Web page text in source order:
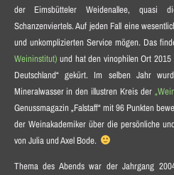
der Eimsbütteler Weidenallee, quasi
Schanzenviertels. Auf jeden Fall eine
und unkomplizierten Service mögen. Das
Weininstitut) und hat den vinophilen Ort
Deutschland“ gekürt. Im selben Jahr
Mineralwasser in den illustren Kreis der
Genussmagazin „Falstaff“ mit 96 Punkten
der Weinakademiker über die persönliche
von Julia und Axel Bode.
Thema des Abends war der Jahrgang